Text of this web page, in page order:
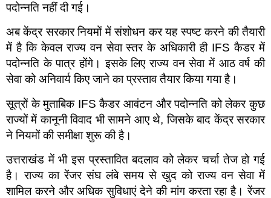
पदोन्नति नहीं दी गई।
अब केंद्र सरकार नियमों में संशोधन कर यह स्पष्ट करने की तैयारी
में है कि केवल राज्य वन सेवा स्तर के अधिकारी ही IFS कैडर में
पदोन्नति के पात्र होंगे। इसके लिए राज्य वन सेवा में आठ वर्ष की
सेवा को अनिवार्य किए जाने का प्रस्ताव तैयार किया गया है।
सूत्रों के मुताबिक IFS कैडर आवंटन और पदोन्नति को लेकर कुछ
राज्यों में कानूनी विवाद भी सामने आए थे, जिसके बाद केंद्र सरकार
ने नियमों की समीक्षा शुरू की है।
उत्तराखंड में भी इस प्रस्तावित बदलाव को लेकर चर्चा तेज हो गई
है। राज्य का रेंजर संघ लंबे समय से खुद को राज्य वन सेवा में
शामिल करने और अधिक सुविधाएं देने की मांग करता रहा है। रेंजर